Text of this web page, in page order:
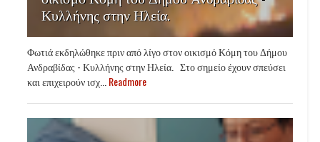
Κυλλήνης στην Ηλεία.
Φωτιά εκδηλώθηκε πριν από λίγο στον οικισμό Κόμη του Δήμου
Ανδραβίδας - Κυλλήνης στην Ηλεία. Στο σημείο έχουν σπεύσει
και επιχειρούν ισχ... Readmore